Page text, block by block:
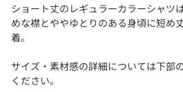
ショート丈のレギュラーカラーシャツ
めな襟とややゆとりのある身頃に短め
着。
サイズ・素材感の詳細については下部
ください。